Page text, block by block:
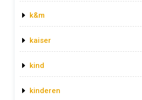
k&m
kaiser
kind
kinderen